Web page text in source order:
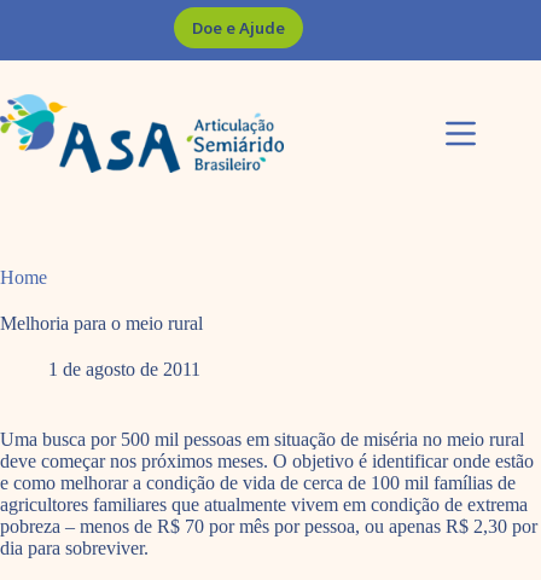
Doe e Ajude
Home
Melhoria para o meio rural
1 de agosto de 2011
Uma busca por 500 mil pessoas em situação de miséria no meio rural
deve começar nos próximos meses. O objetivo é identificar onde estão
e como melhorar a condição de vida de cerca de 100 mil famílias de
agricultores familiares que atualmente vivem em condição de extrema
pobreza – menos de R$ 70 por mês por pessoa, ou apenas R$ 2,30 por
dia para sobreviver.